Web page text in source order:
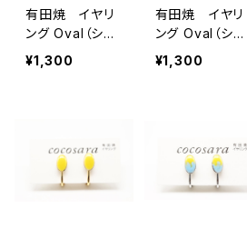
有田焼 イヤリ
ング Oval（シン
プル）7
¥1,300
有田焼 イヤリ
ング Oval（シン
プル）4
¥1,300